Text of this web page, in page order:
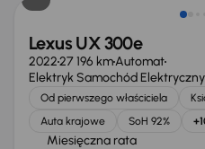
Lexus UX 300e
202227 196 kmAutomat
Elektryk Samochód
Od pierwszego właściciela
Auta krajowe
SoH 92%
Miesięczna rata